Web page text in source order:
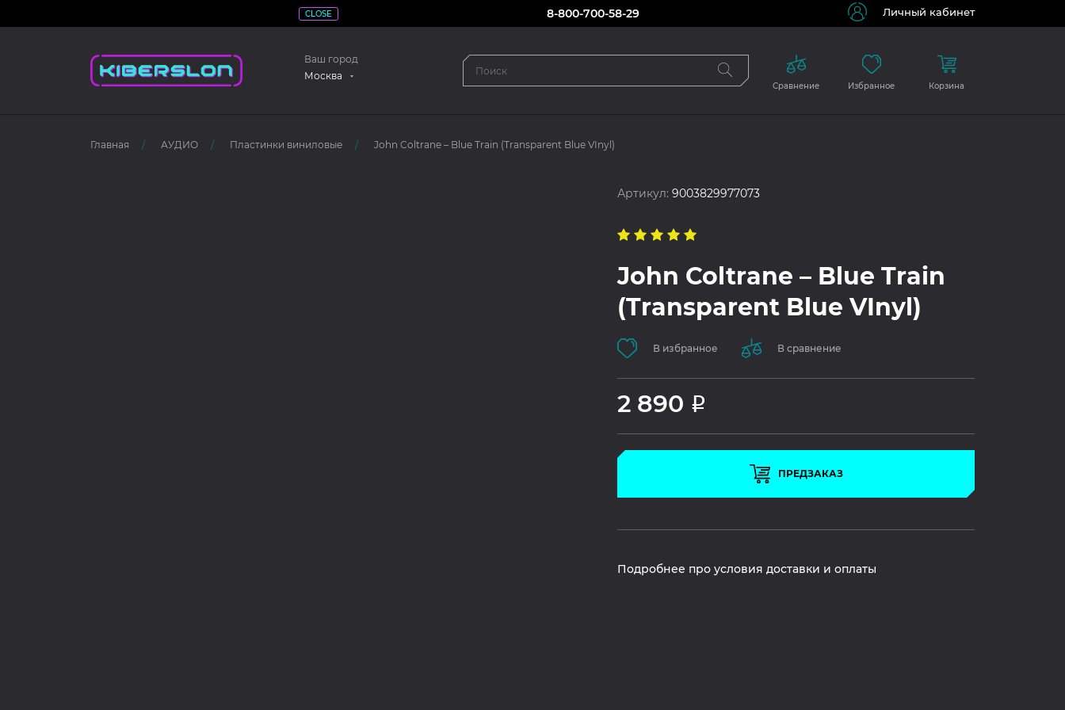
CLOSE 8-800-700-58-29 Личный кабинет
Ваш город
Москва
Сравнение Избранное Корзина
Главная АУДИО Пластинки виниловые John Coltrane – Blue Train (Transparent Blue VInyl)
Артикул:9003829977073
John Coltrane – Blue Train
(Transparent Blue VInyl)
В избранное В сравнение
2 890 Р
ПРЕДЗАКАЗ
Подробнее про условия доставки и оплаты